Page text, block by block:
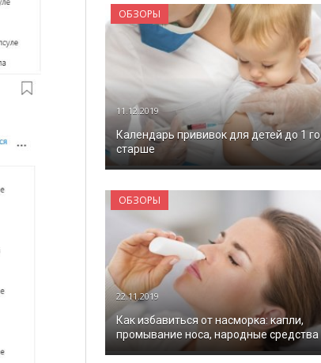
ОБЗОРЫ
11.12.2019
Календарь прививок для детей до 1
старше
ОБЗОРЫ
22.11.2019
Как избавиться от насморка: капли,
промывание носа, народные средства